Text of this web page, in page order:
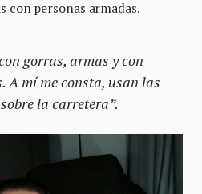
con personas armadas.
gorras, armas y con
A mí me consta, usan las
la carretera”.